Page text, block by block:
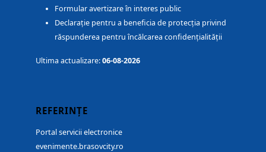
Formular avertizare în interes public
Declarație pentru a beneficia de protecția privind
răspunderea pentru încălcarea confidențialității
Ultima actualizare:06-08-2026
REFERINȚE
Portal servicii electronice
evenimente.brasovcity.ro